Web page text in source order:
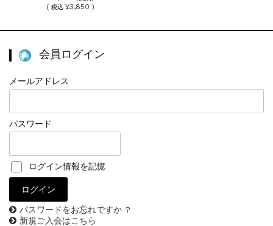
( 税込 ¥3,850 )
会員ログイン
メールアドレス
パスワード
ログイン情報を記憶
パスワードをお忘れですか ?
新規ご入会はこちら